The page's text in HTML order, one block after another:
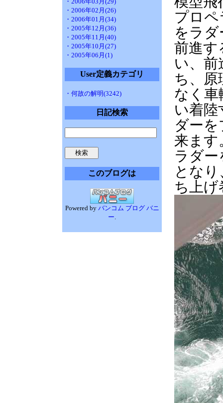
・2006年02月(26)
・2006年01月(34)
・2005年12月(36)
・2005年11月(40)
・2005年10月(27)
・2005年06月(1)
User定義カテゴリ
・何故の解明(3242)
日記検索
このブログは
Powered by バンコム ブログ バニ
ー.
プロペ
をラ
前進す
い、前
ち、原
なく車
い着
ダー
来ます
ラダ
とな
ち上